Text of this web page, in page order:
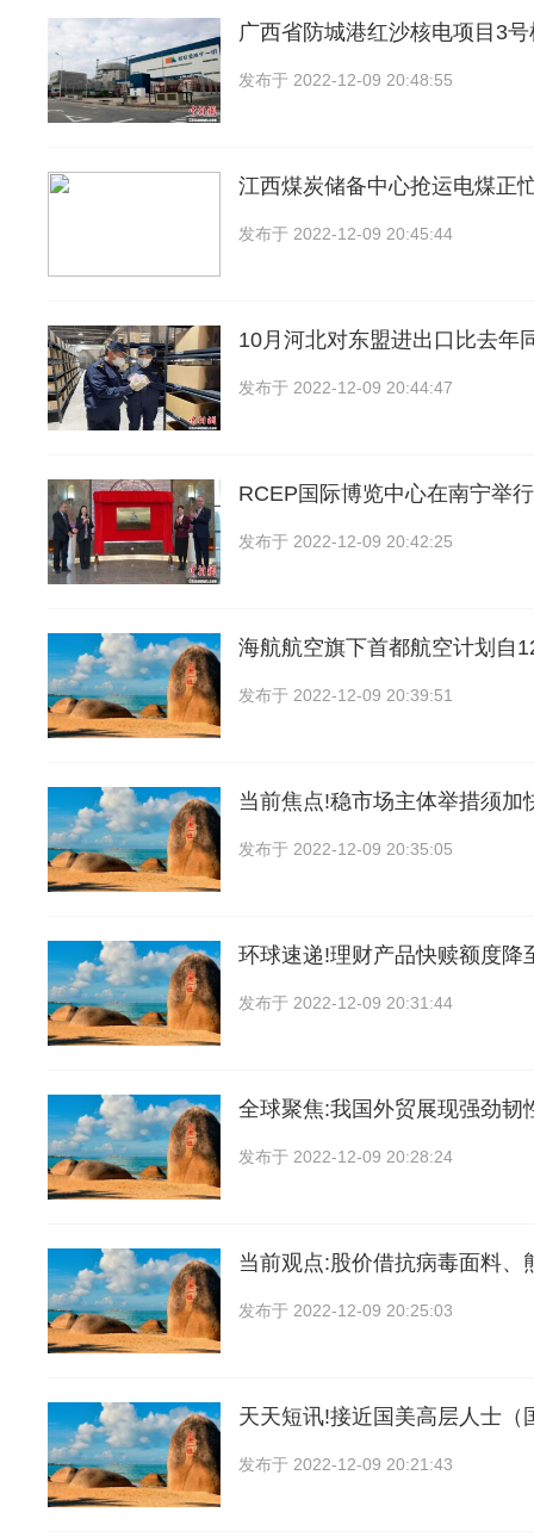
广西省防城港红沙核电项目3
发布于 2022-12-09 20:48:55
江西煤炭储备中心抢运电煤正
发布于 2022-12-09 20:45:44
10月河北对东盟进出口比去年
发布于 2022-12-09 20:44:47
RCEP国际博览中心在南宁举
发布于 2022-12-09 20:42:25
海航航空旗下首都航空计划自
发布于 2022-12-09 20:39:51
当前焦点!稳市场主体举措须加
发布于 2022-12-09 20:35:05
环球速递!理财产品快赎额度降
发布于 2022-12-09 20:31:44
全球聚焦:我国外贸展现强劲韧
发布于 2022-12-09 20:28:24
当前观点:股价借抗病毒面料、
发布于 2022-12-09 20:25:03
天天短讯!接近国美高层人士（
发布于 2022-12-09 20:21:43